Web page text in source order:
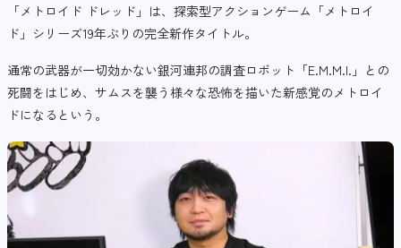
「メトロイド ドレッド」は、探索型アクションゲーム「メトロイ
ド」シリーズ19年ぶりの完全新作タイトル。
通常の武器が一切効かない銀河連邦の調査ロボット「E.M.M.I.」との
死闘をはじめ、サムスを襲う様々な恐怖を描いた新感覚のメトロイ
ドになるという。